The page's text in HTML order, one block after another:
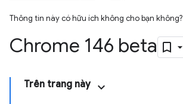
Thông tin này có hữu ích không cho bạn không?
Chrome 146 beta
Trên trang này